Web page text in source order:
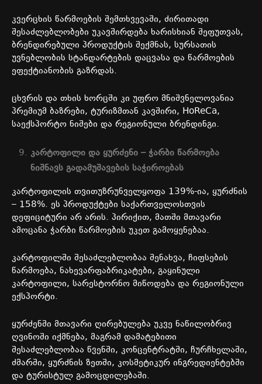
კვერცხის წარმოების შემთხვევაში, ძირითადი
შესაძლებლობები უკავშირდება ხარისხიან შეფუთვას,
ბრენდირებული პროდუქტის შექმნას, სურსათის
უვნებლობის სტანდარტების დაცვასა და წარმოების
ეფექტიანობის გაზრდას.
ცხვრის და თხის ხორცში კი უფრო მნიშვნელოვანია
პრემიუმ ბაზრები, ტურიზმთან კავშირი, HoReCa,
საექსპორტო ნიშები და რეგიონული ბრენდინგი.
კარტოფილი და ყურძენი – ჭარბი წარმოება
ნიშნავს გადამუშავების საჭიროებას
კარტოფილის თვითუზრუნველყოფა 139%-ია, ყურძნის
– 158%. ეს პროდუქტები საქართველოსთვის
დეფიციტური არ არის. პირიქით, მათში მთავარი
ამოცანა ჭარბი წარმოების უკეთ გამოყენებაა.
კარტოფილში შესაძლებლობაა შენახვა, ჩიფსების
წარმოება, ნახევარფაბრიკატები, გაყინული
კარტოფილი, სარესტორნო მიწოდება და რეგიონული
ექსპორტი.
ყურძენში მთავარი ღირებულება უკვე ნაწილობრივ
ღვინოში იქმნება, მაგრამ დამატებითი
შესაძლებლობაა წვენში, კონცენტრატში, ჩურჩხელაში,
ძმარში, ყურძნის ზეთში, კოსმეტიკურ ინგრედიენტებში
და ტურისტულ გამოცდილებაში.